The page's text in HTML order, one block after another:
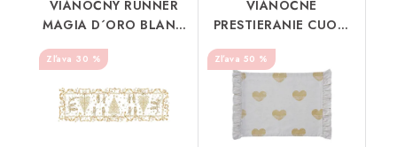
VIANOČNÝ RUNNER
MAGIA D´ORO BLANC
MARICLO (A39153)
30 %
VIANOČNÉ
PRESTIERANIE CUORI
BLANC MARICLO
(A38617)
50 %